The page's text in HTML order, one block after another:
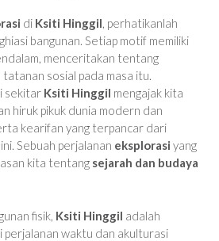
di Ksiti Hinggil, perhatikanlah
bangunan. Setiap motif memiliki
menceritakan tentang
sosial pada masa itu.
sekitar Ksiti Hinggil mengajak kita
hiruk pikuk dunia modern dan
kearifan yang terpancar dari
ini. Sebuah perjalanan eksplorasi yang
kita tentang sejarah dan budaya
fisik, Ksiti Hinggil adalah
waktu dan akulturasi